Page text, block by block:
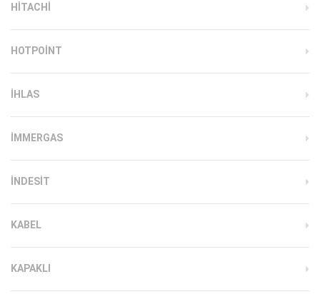
HITACHI
HOTPOINT
IHLAS
İMMERGAS
INDESIT
KABEL
KAPAKLI